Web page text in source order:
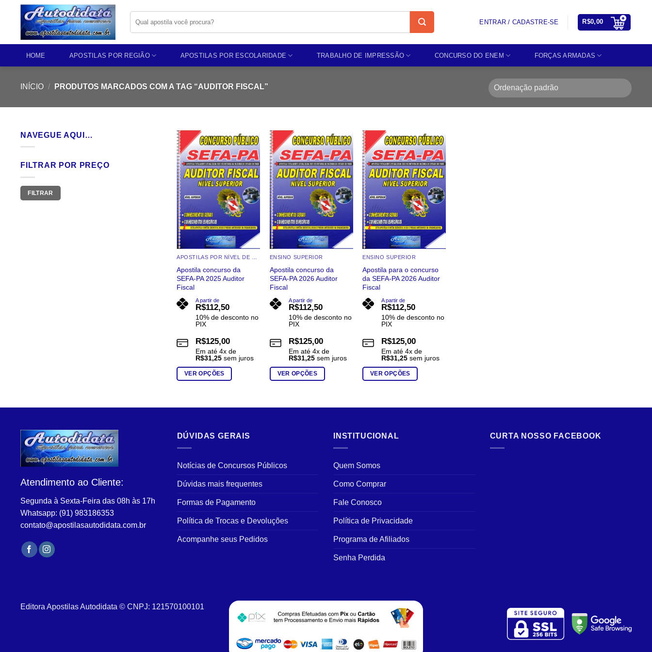
content
por:
ENTRAR / CADASTRE-SE R$0,00
HOME APOSTILAS POR REGIÃO APOSTILAS POR ESCOLARIDADE TRABALHO DE IMPRESSÃO CONCURSO DO ENEM FORÇAS ARMADAS
INÍCIO / PRODUTOS MARCADOS COM A TAG “AUDITOR FISCAL”
NAVEGUE AQUI…
FILTRAR POR PREÇO
Preço
mínimo
Preço
máximo
FILTRAR
Add to
wishlist
Apostila concurso da
SEFA-PA 2025 Auditor
Fiscal
A partir de
R$112,50
10% de desconto no
PIX
R$125,00
Em até4x de
R$31,25 sem juros
VER OPÇÕES
tem
variantes.
podem
escolhidas
na
do
Add to
wishlist
ENSINO SUPERIOR
Apostila concurso da
SEFA-PA 2026 Auditor
Fiscal
A partir de
R$112,50
10% de desconto no
PIX
R$125,00
Em até 4x de
R$31,25sem juros
VER OPÇÕES
tem
podem
do
Add to
wishlist
ENSINO SUPERIOR
Apostila para o concurso
da SEFA-PA 2026 Auditor
Fiscal
A partir de
R$112,50
10% de desconto no
PIX
R$125,00
Em até4x de
R$31,25 sem juros
VER OPÇÕES
tem
podem
escolhidas
do
Atendimento ao Cliente:
Segunda à Sexta-Feira das 08h às 17h
Whatsapp: (91) 983186353
contato@apostilasautodidata.com.br
DÚVIDAS GERAIS
Notícias de Concursos Públicos
Dúvidas mais frequentes
Formas de Pagamento
Política de Trocas e Devoluções
Acompanhe seus Pedidos
INSTITUCIONAL
Quem Somos
Como Comprar
Fale Conosco
Política de Privacidade
Programa de Afiliados
Senha Perdida
CURTA NOSSO FACEBOOK
Editora Apostilas Autodidata © CNPJ: 121570100101